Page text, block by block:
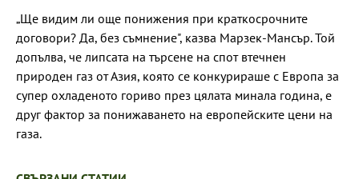
„Ще видим ли още понижения при краткосрочните
договори? Да, без съмнение", казва Марзек-Мансър. Той
допълва, че липсата на търсене на спот втечнен
природен газ от Азия, която се конкурираше с Европа за
супер охладеното гориво през цялата минала година, е
друг фактор за понижаването на европейските цени на
газа.